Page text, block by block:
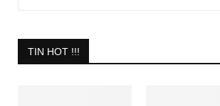
TIN HOT !!!